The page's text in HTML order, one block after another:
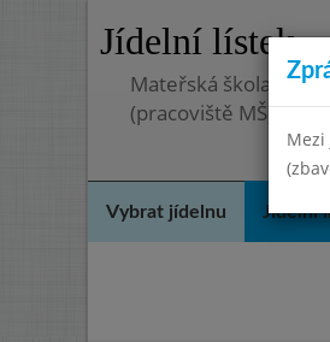
Jídelní lístek
Mateřská škola,
(pracoviště MŠ)
Vybrat jídelnu Jídelní